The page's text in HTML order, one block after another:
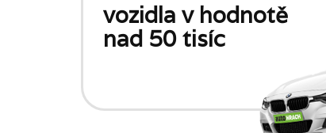
vozidla v hodnotě
nad 50 tisíc